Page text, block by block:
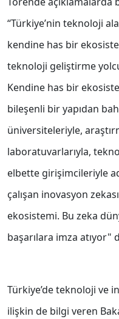
‘‘Türkiye’nin teknoloji
kendine has bir
teknoloji geliştirme
Kendine has bir
bileşenli bir yapıdan
üniversiteleriyle,
laboratuvarlarıyla,
elbette girişimcileriyle
çalışan inovasyon
ekosistemi. Bu zeka
başarılara imza atıyor"
Türkiye’de teknoloji ve
ilişkin de bilgi veren